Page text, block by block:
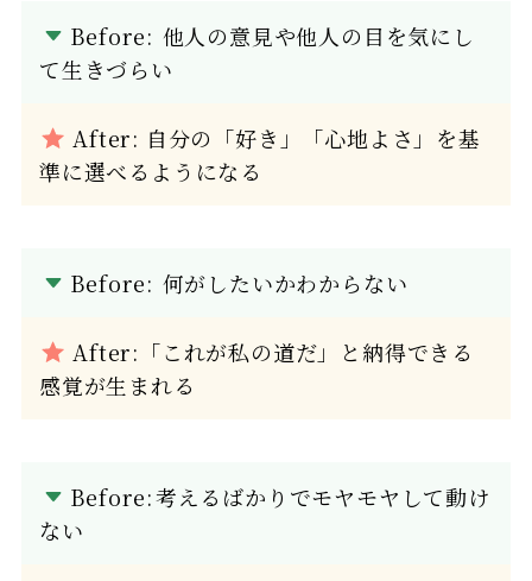
Before: 他人の意見や他人の目を気にし
て生きづらい
After: 自分の「好き」「心地よさ」を基
準に選べるようになる
Before: 何がしたいかわからない
After:「これが私の道だ」と納得できる
感覚が生まれる
Before:考えるばかりでモヤモヤして動け
ない